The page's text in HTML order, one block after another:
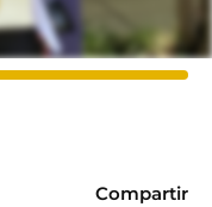
Compartir